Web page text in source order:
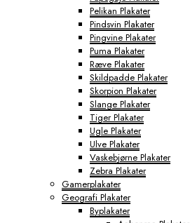
Pelikan Plakater
Pindsvin Plakater
Pingvine Plakater
Puma Plakater
Ræve Plakater
Skildpadde Plakater
Skorpion Plakater
Slange Plakater
Tiger Plakater
Ugle Plakater
Ulve Plakater
Vaskebjørne Plakater
Zebra Plakater
Gamerplakater
Geografi Plakater
Byplakater